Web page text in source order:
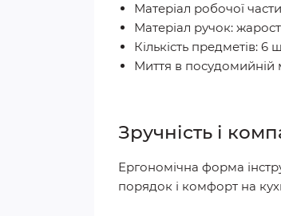
Матеріал робочої
Матеріал ручок:
Кількість предметів: 6
Миття в посудомийній
Зручність і
Ергономічна форма
порядок і комфорт на